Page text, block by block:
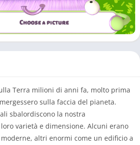
Terra milioni di anni fa, molto prima
sulla faccia del pianeta.
sbalordiscono la nostra
varietà e dimensione. Alcuni erano
altri enormi come un edificio a